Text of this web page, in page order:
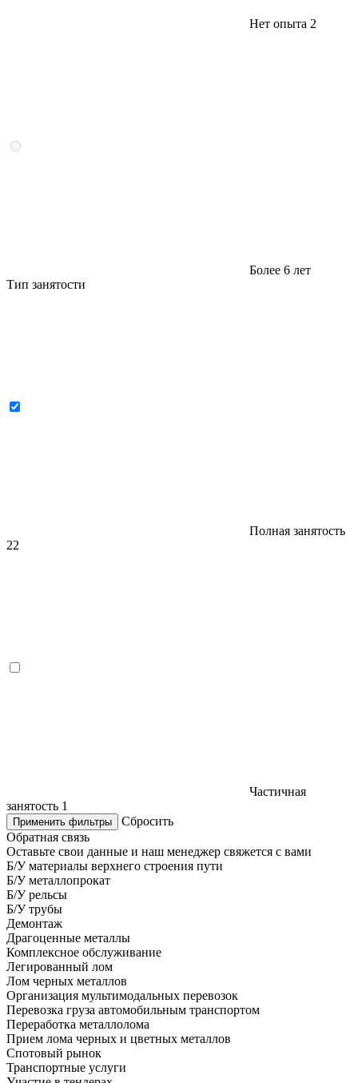
Нет опыта 2
Более 6 лет
Тип занятости
Полная занятость
22
Частичная
занятость 1
Применить фильтры
Сбросить
Обратная связь
Оставьте свои данные и наш менеджер свяжется с вами
Б/У материалы верхнего строения пути
Б/У металлопрокат
Б/У рельсы
Б/У трубы
Демонтаж
Драгоценные металлы
Комплексное обслуживание
Легированный лом
Лом черных металлов
Организация мультимодальных перевозок
Перевозка груза автомобильным транспортом
Переработка металлолома
Прием лома черных и цветных металлов
Спотовый рынок
Транспортные услуги